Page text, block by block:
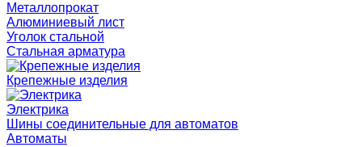
Металлопрокат
Алюминиевый лист
Уголок стальной
Стальная арматура
Крепежные изделия
Электрика
Шины соединительные для автоматов
Автоматы